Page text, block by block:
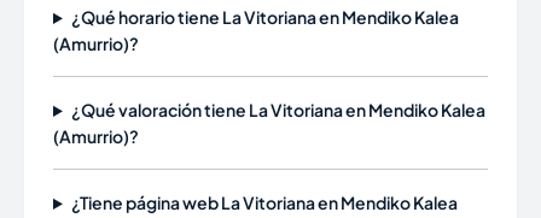
¿Qué horario tiene La Vitoriana en Mendiko Kalea
(Amurrio)?
¿Qué valoración tiene La Vitoriana en Mendiko Kalea
(Amurrio)?
¿Tiene página web La Vitoriana en Mendiko Kalea